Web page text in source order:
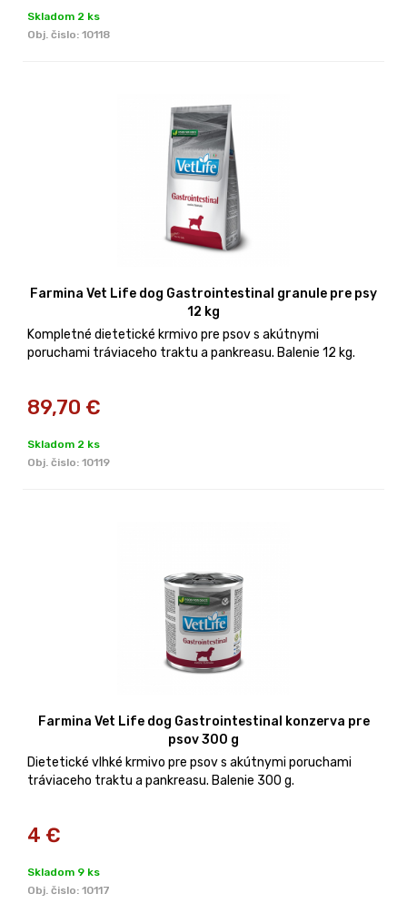
Skladom 2 ks
Obj. čislo: 10118
Farmina Vet Life dog Gastrointestinal granule pre psy
12 kg
Kompletné dietetické krmivo pre psov s akútnymi
poruchami tráviaceho traktu a pankreasu. Balenie 12 kg.
89,70 €
Skladom 2 ks
Obj. čislo: 10119
Farmina Vet Life dog Gastrointestinal konzerva pre
psov 300 g
Dietetické vlhké krmivo pre psov s akútnymi poruchami
tráviaceho traktu a pankreasu. Balenie 300 g.
4 €
Skladom 9 ks
Obj. čislo: 10117